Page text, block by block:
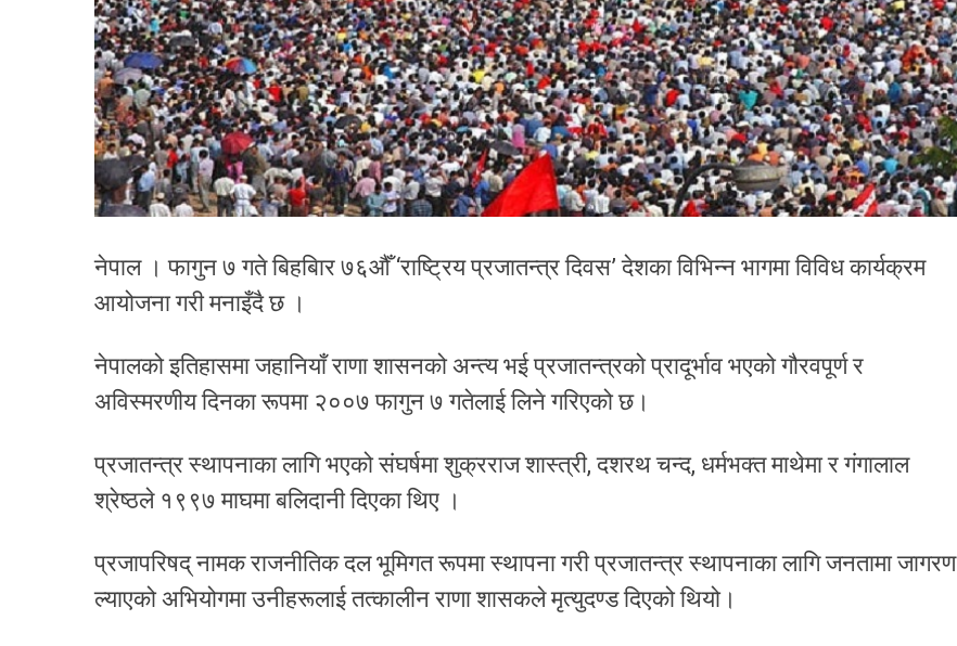
नेपाल । फागुन ७ गते बिहबिार ७६औँ ‘राष्ट्रिय प्रजातन्त्र दिवस’ देशका विभिन्न भागमा विविध कार्यक्रम
आयोजना गरी मनाइँदै छ ।
नेपालको इतिहासमा जहानियाँ राणा शासनको अन्त्य भई प्रजातन्त्रको प्रादूर्भाव भएको गौरवपूर्ण र
अविस्मरणीय दिनका रूपमा २००७ फागुन ७ गतेलाई लिने गरिएको छ।
प्रजातन्त्र स्थापनाका लागि भएको संघर्षमा शुक्रराज शास्त्री, दशरथ चन्द, धर्मभक्त माथेमा र गंगालाल
श्रेष्ठले १९९७ माघमा बलिदानी दिएका थिए ।
प्रजापरिषद् नामक राजनीतिक दल भूमिगत रूपमा स्थापना गरी प्रजातन्त्र स्थापनाका लागि जनतामा जागरण
ल्याएको अभियोगमा उनीहरूलाई तत्कालीन राणा शासकले मृत्युदण्ड दिएको थियो।